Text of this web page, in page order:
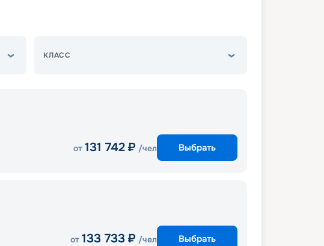
КЛАСС
от 131 742 ₽ /чел Выбрать
от 133 733 ₽ /чел Выбрать